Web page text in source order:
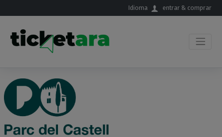
Idioma entrar & comprar